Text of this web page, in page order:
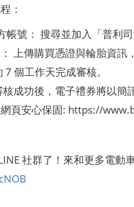
：
帳號： 搜尋並加入「普利司
上傳購買憑證與輪胎資訊
個工作天完成審核。
成功後，電子禮券將以簡
頁安心保固: https://
社群了！來和更多電動